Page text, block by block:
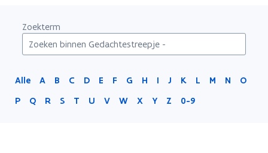
Zoekterm
Alle A B C D E F G H I J K L M N
O
P
Q R S T U V W X Y Z 0-9